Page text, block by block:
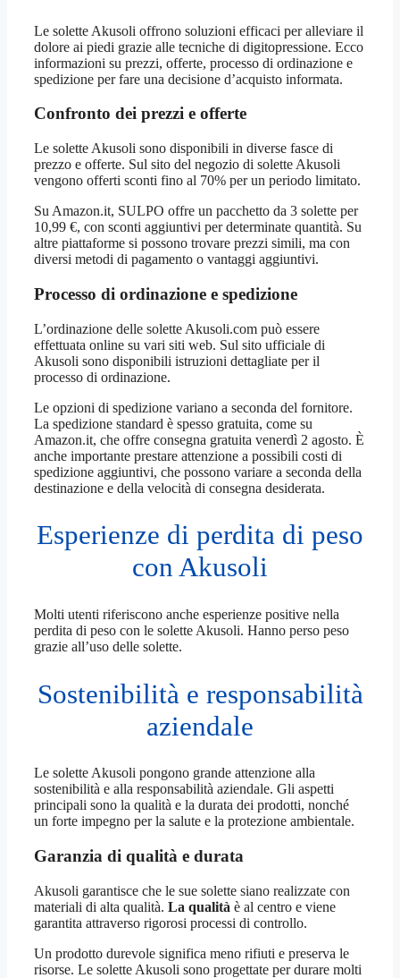
Le solette Akusoli offrono soluzioni efficaci per alleviare il
dolore ai piedi grazie alle tecniche di digitopressione. Ecco
informazioni su prezzi, offerte, processo di ordinazione e
spedizione per fare una decisione d’acquisto informata.
Confronto dei prezzi e offerte
Le solette Akusoli sono disponibili in diverse fasce di
prezzo e offerte. Sul sito del negozio di solette Akusoli
vengono offerti sconti fino al 70% per un periodo limitato.
Su Amazon.it, SULPO offre un pacchetto da 3 solette per
10,99 €, con sconti aggiuntivi per determinate quantità. Su
altre piattaforme si possono trovare prezzi simili, ma con
diversi metodi di pagamento o vantaggi aggiuntivi.
Processo di ordinazione e spedizione
L’ordinazione delle solette Akusoli.com può essere
effettuata online su vari siti web. Sul sito ufficiale di
Akusoli sono disponibili istruzioni dettagliate per il
processo di ordinazione.
Le opzioni di spedizione variano a seconda del fornitore.
La spedizione standard è spesso gratuita, come su
Amazon.it, che offre consegna gratuita venerdì 2 agosto. È
anche importante prestare attenzione a possibili costi di
spedizione aggiuntivi, che possono variare a seconda della
destinazione e della velocità di consegna desiderata.
Esperienze di perdita di peso
con Akusoli
Molti utenti riferiscono anche esperienze positive nella
perdita di peso con le solette Akusoli. Hanno perso peso
grazie all’uso delle solette.
Sostenibilità e responsabilità
aziendale
Le solette Akusoli pongono grande attenzione alla
sostenibilità e alla responsabilità aziendale. Gli aspetti
principali sono la qualità e la durata dei prodotti, nonché
un forte impegno per la salute e la protezione ambientale.
Garanzia di qualità e durata
Akusoli garantisce che le sue solette siano realizzate con
materiali di alta qualità. La qualità è al centro e viene
garantita attraverso rigorosi processi di controllo.
Un prodotto durevole significa meno rifiuti e preserva le
risorse. Le solette Akusoli sono progettate per durare molti